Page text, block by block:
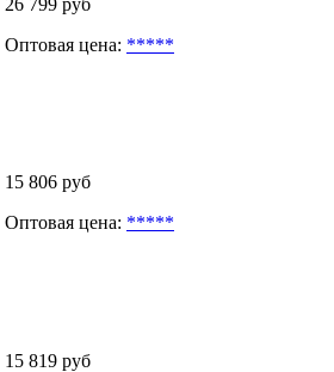
Оптовая цена: *****
15 806 руб
Оптовая цена: *****
15 819 руб